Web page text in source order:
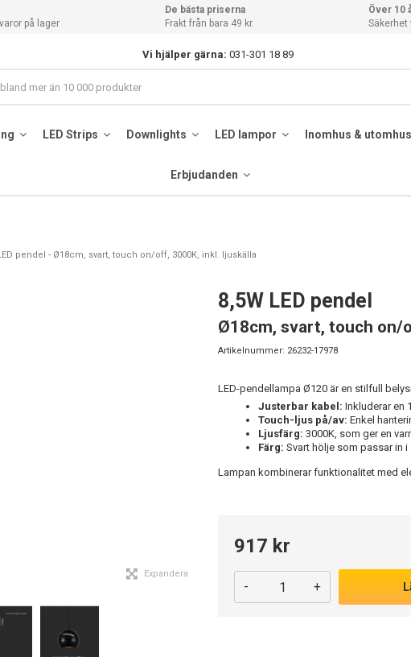
på lager
De bästa priserna
Frakt från bara 49 kr.
Över 10
Säkerhet
Vi hjälper gärna: 031-301 18 89
LED Strips Downlights LED lampor Inomhus & utomhus
Erbjudanden
pendel - Ø18cm, svart, touch on/off, 3000K, inkl. ljuskälla
Expandera
8,5W LED pendel
Ø18cm, svart, touch on/
Artikelnummer: 26232-17978
LED-pendellampa Ø120 är en stilfull
Justerbar kabel: Inkluderar en
Touch-ljus på/av: Enkel
Ljusfärg: 3000K, som ger en
Färg: Svart hölje som passar in
Lampan kombinerar funktionalitet med
917 kr
- +